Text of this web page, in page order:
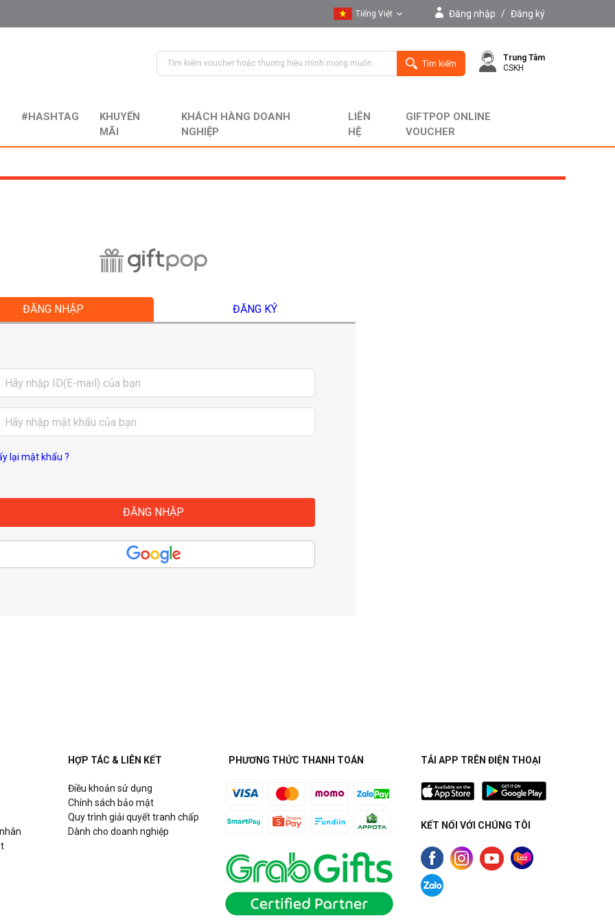
Tiếng Việt
English
Đăng nhập / Đăng ký
Tìm kiếm
Trung Tâm
CSKH
#HASHTAG
KHUYẾN
MÃI
KHÁCH HÀNG DOANH
NGHIỆP
LIÊN
HỆ
GIFTPOP ONLINE
VOUCHER
ĐĂNG NHẬP ĐĂNG KÝ
lại mật khẩu ?
HỢP TÁC & LIÊN KẾT
Điều khoản sử dụng
Chính sách bảo mật
Quy trình giải quyết tranh chấp
Dành cho doanh nghiệp
PHƯƠNG THỨC THANH TOÁN TẢI APP TRÊN ĐIỆN THOẠI
KẾT NỐI VỚI CHÚNG TÔI